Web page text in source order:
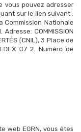
vous pouvez adresser
sur le lien suivant :
Nationale
COMMISSION
(CNIL), 3 Place de
07 2. Numéro de
web EGRN, vous êtes